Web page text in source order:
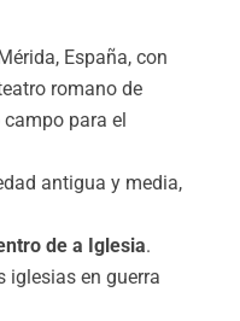
España, con
romano de
campo para el
antigua y media,
de a Iglesia.
iglesias en guerra